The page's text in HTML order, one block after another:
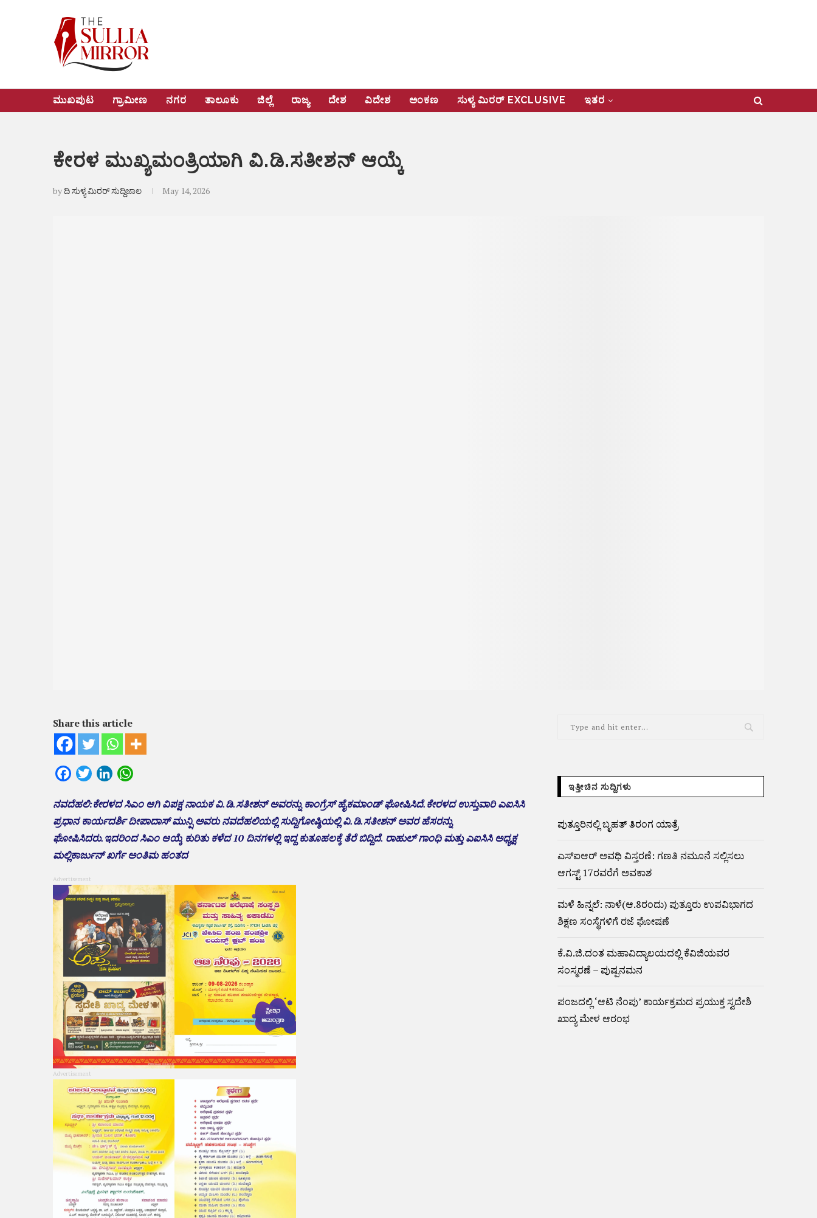
ಮುಖಪುಟ ಗ್ರಾಮೀಣ ನಗರ ತಾಲೂಕು ಜಿಲ್ಲೆ ರಾಜ್ಯ ದೇಶ ವಿದೇಶ ಅಂಕಣ ಸುಳ್ಯ ಮಿರರ್‌ EXCLUSIVE ಇತರ
ಕೇರಳ ಮುಖ್ಯಮಂತ್ರಿಯಾಗಿ ವಿ.ಡಿ.ಸತೀಶನ್‌ ಆಯ್ಕೆ
byದಿ ಸುಳ್ಯ ಮಿರರ್ ಸುದ್ದಿಜಾಲ May 14, 2026
Share this article
FacebookTwitterLinkedIn
ನವದೆಹಲಿ:ಕೇರಳದ ಸಿಎಂ ಆಗಿ ವಿಪಕ್ಷ ನಾಯಕ ವಿ.ಡಿ.ಸತೀಶನ್ ಅವರನ್ನು ಕಾಂಗ್ರೆಸ್ ಹೈಕಮಾಂಡ್ ಘೋಷಿಸಿದೆ.ಕೇರಳದ ಉಸ್ತುವಾರಿ ಎಐಸಿಸಿ
ಪ್ರಧಾನ ಕಾರ್ಯದರ್ಶಿ ದೀಪಾದಾಸ್ ಮುನ್ಷಿ ಅವರು ನವದೆಹಲಿಯಲ್ಲಿ ಸುದ್ದಿಗೋಷ್ಠಿಯಲ್ಲಿ ವಿ.ಡಿ.ಸತೀಶನ್ ಅವರ ಹೆಸರನ್ನು
ಘೋಷಿಸಿದರು.ಇದರಿಂದ ಸಿಎಂ ಆಯ್ಕೆ ಕುರಿತು ಕಳೆದ 10 ದಿನಗಳಲ್ಲಿ ಇದ್ದ ಕುತೂಹಲಕ್ಕೆ ತೆರೆ ಬಿದ್ದಿದೆ. ರಾಹುಲ್ ಗಾಂಧಿ ಮತ್ತು ಎಐಸಿಸಿ ಅಧ್ಯಕ್ಷ
ಮಲ್ಲಿಕಾರ್ಜುನ್ ಖರ್ಗೆ ಅಂತಿಮ ಹಂತದ
Advertisement
Advertisement
ಇತ್ತೀಚಿನ ಸುದ್ದಿಗಳು
ಪುತ್ತೂರಿನಲ್ಲಿ ಬೃಹತ್ ತಿರಂಗ ಯಾತ್ರೆ
ಎಸ್‌ಐಆರ್‌ ಅವಧಿ ವಿಸ್ತರಣೆ: ಗಣತಿ ನಮೂನೆ ಸಲ್ಲಿಸಲು
ಆಗಸ್ಟ್‌ 17ರವರೆಗೆ ಅವಕಾಶ
ಮಳೆ ಹಿನ್ನಲೆ: ನಾಳೆ(ಆ.8ರಂದು) ಪುತ್ತೂರು ಉಪವಿಭಾಗದ
ಶಿಕ್ಷಣ ಸಂಸ್ಥೆಗಳಿಗೆ ರಜೆ ಘೋಷಣೆ
ಕೆ.ವಿ.ಜಿ.ದಂತ ಮಹಾವಿದ್ಯಾಲಯದಲ್ಲಿ ಕೆವಿಜಿಯವರ
ಸಂಸ್ಮರಣೆ – ಪುಷ್ಪನಮನ
ಪಂಜದಲ್ಲಿ ‘ಆಟಿ ನೆಂಪು’ ಕಾರ್ಯಕ್ರಮದ ಪ್ರಯುಕ್ತ ಸ್ವದೇಶಿ
ಖಾದ್ಯ ಮೇಳ ಆರಂಭ